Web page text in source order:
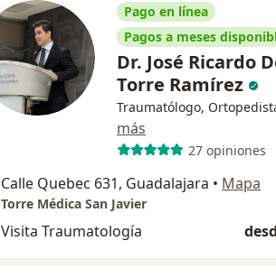
Pago en línea
Pagos a meses
Dr. José Ricardo
Torre Ramírez
Traumatólogo,
más
27 opiniones
Calle Quebec 631, Guadalajara • Mapa
Torre Médica San Javier
Visita Traumatología